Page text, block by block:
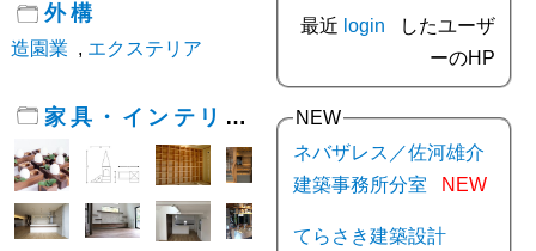
最近 login
したユーザ
ーのHP
NEW
ネバザレス／佐河雄介
建築事務所分室
NEW
てらさき建築設計
外構
造園業 , エクステリア
家具・インテリア